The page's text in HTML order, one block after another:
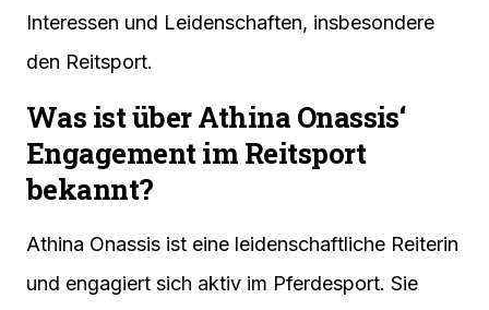
Interessen und Leidenschaften, insbesondere
den Reitsport.
Was ist über Athina Onassis‘
Engagement im Reitsport
bekannt?
Athina Onassis ist eine leidenschaftliche Reiterin
und engagiert sich aktiv im Pferdesport. Sie